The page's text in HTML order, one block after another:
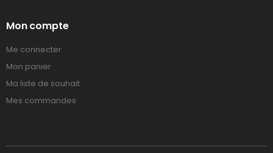
Mon compte
Me connecter
Mon panier
Ma liste de souhait
Mes commandes